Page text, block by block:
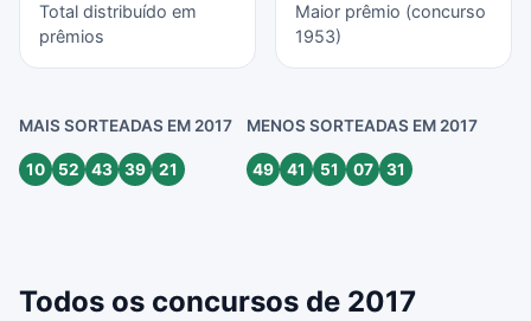
Total distribuído em
prêmios
Maior prêmio (concurso
1953)
MAIS SORTEADAS EM 2017
10 52 43 39 21
MENOS SORTEADAS EM 2017
49 41 51 07 31
Todos os concursos de 2017